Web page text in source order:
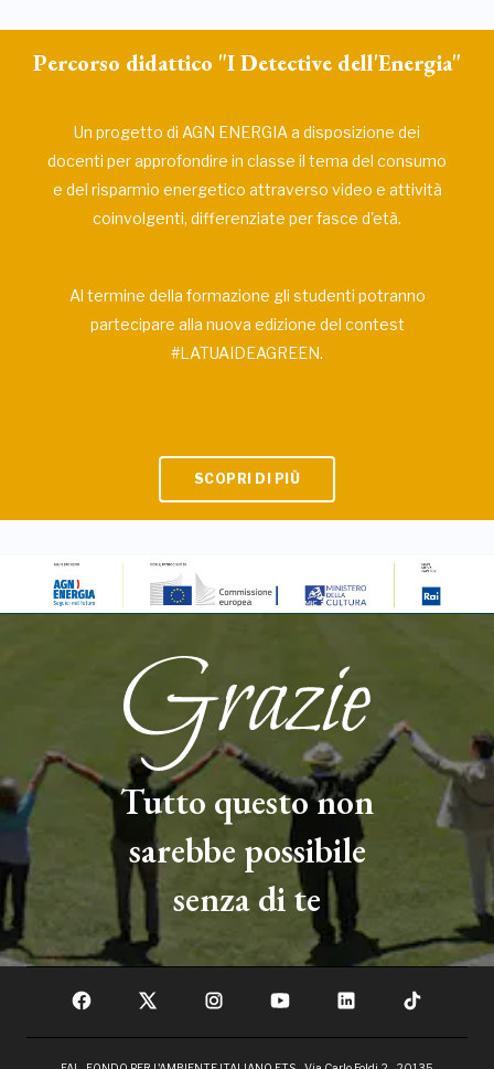
Percorso didattico "I Detective dell'Energia"
Un progetto di AGN ENERGIA a disposizione dei
docenti per approfondire in classe il tema del consumo
e del risparmio energetico attraverso video e attività
coinvolgenti, differenziate per fasce d'età.
Al termine della formazione gli studenti potranno
partecipare alla nuova edizione del contest
#LATUAIDEAGREEN.
SCOPRI DI PIÙ
Tutto questo non
sarebbe possibile
senza di te